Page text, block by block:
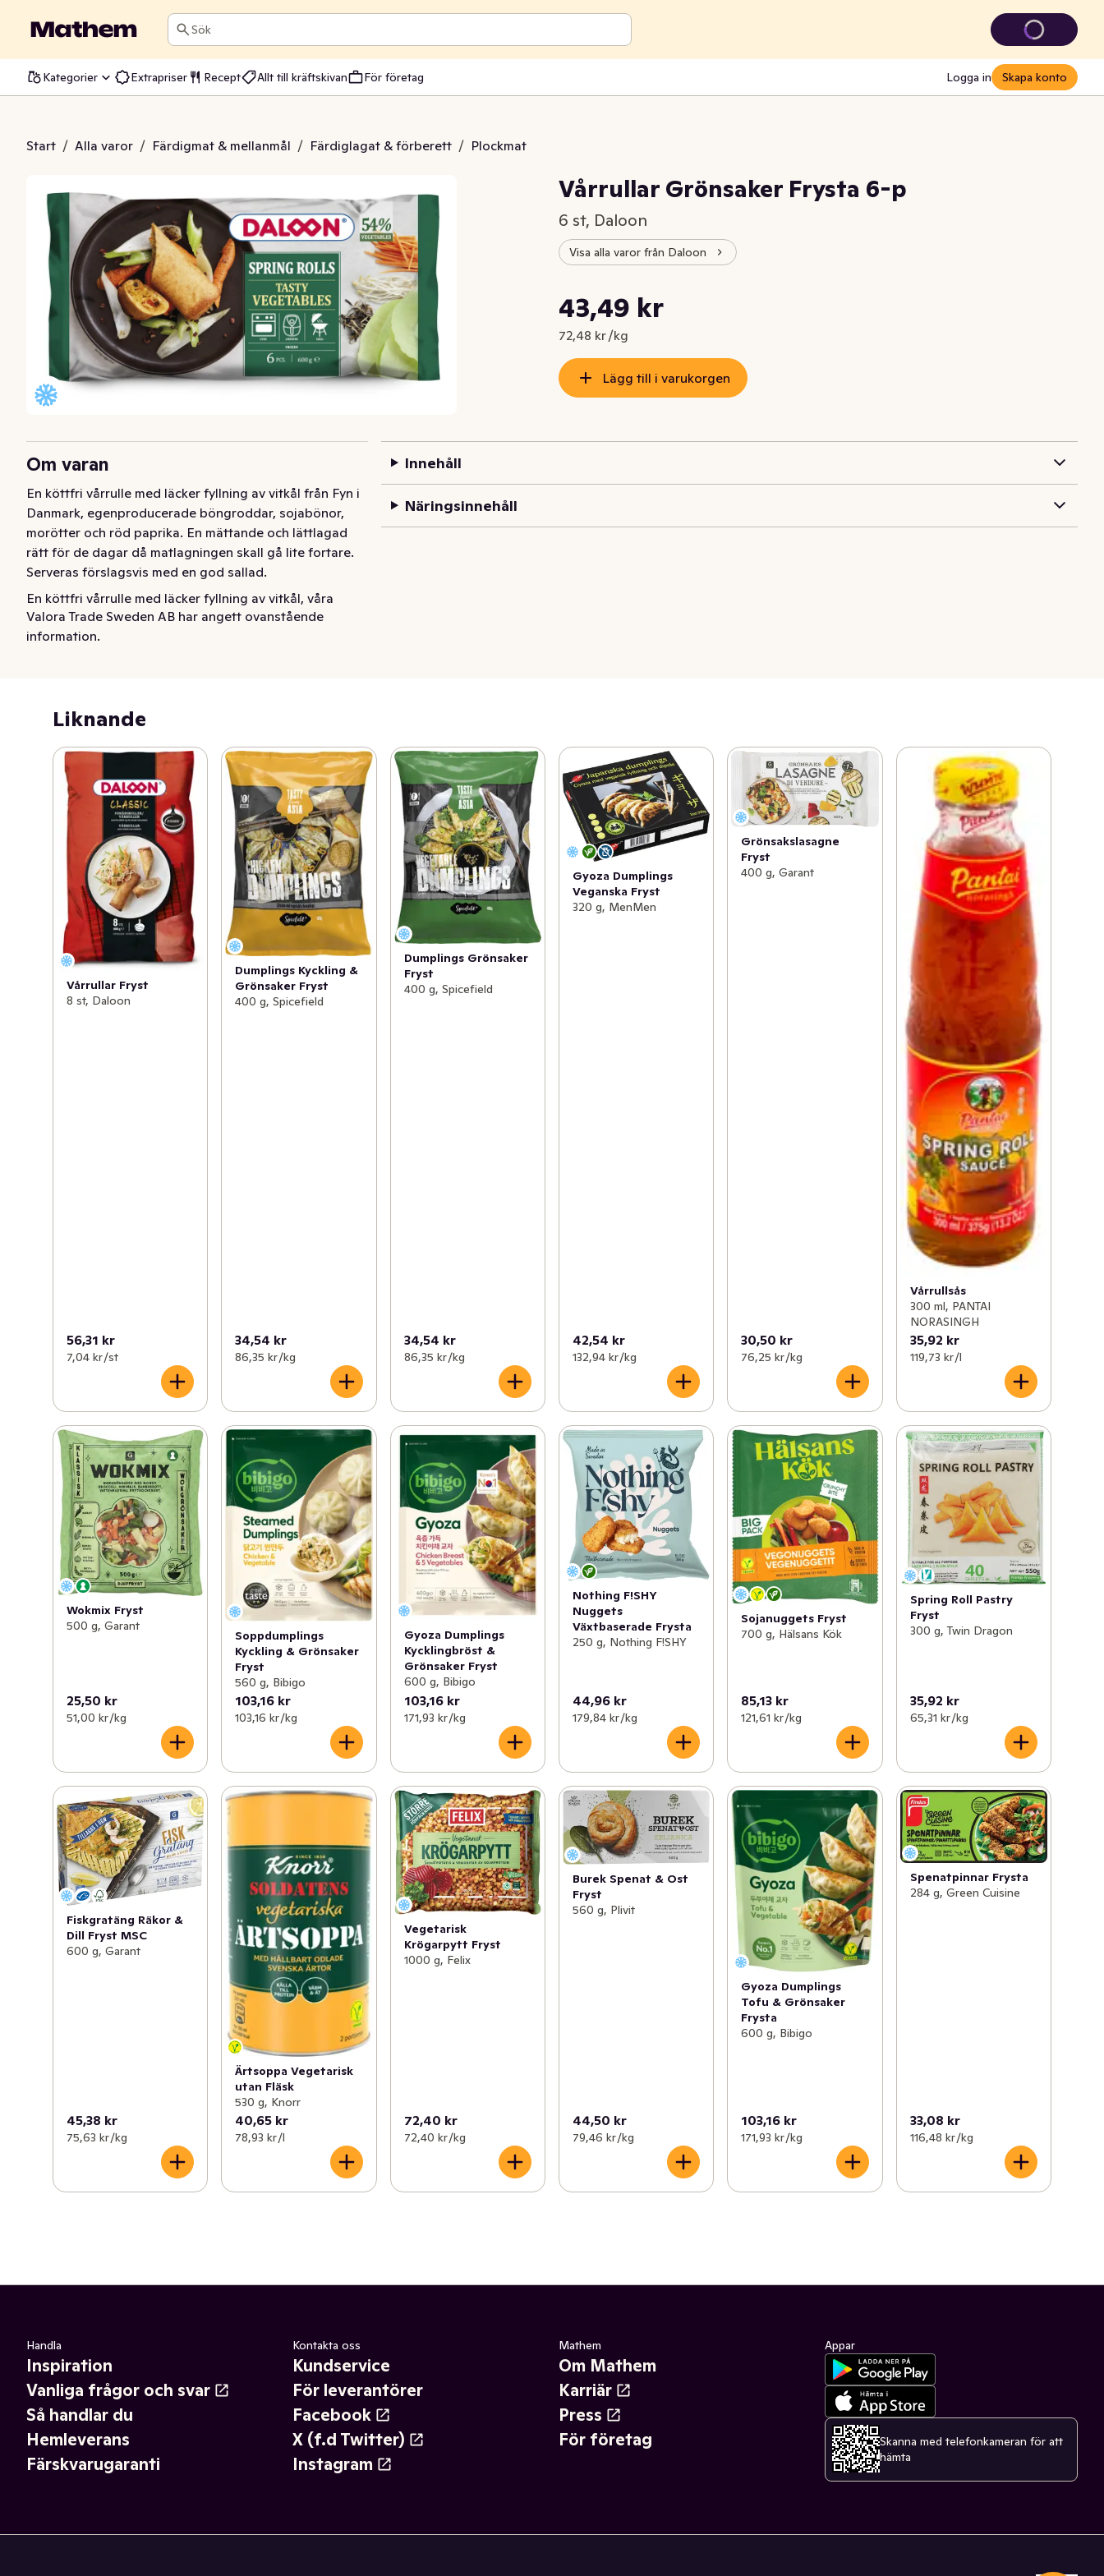
Sök
Kategorier Extrapriser Recept Allt till kräftskivan För företag Logga in Skapa konto
Start / Alla varor / Färdigmat & mellanmål / Färdiglagat & förberett / Plockmat
Frysta 6-p
Vårrullar Grönsaker Frysta 6-p
6 st, Daloon
Visa alla varor från Daloon
Nuvarande pris är: 43,49 kr
43,49 kr
72,48 kr /kg
Styckpris: 72,48 kr /kg
Lägg till i varukorgen
Om varan
En köttfri vårrulle med läcker fyllning av vitkål från Fyn i
Danmark, egenproducerade böngroddar, sojabönor,
morötter och röd paprika. En mättande och lättlagad
rätt för de dagar då matlagningen skall gå lite fortare.
Serveras förslagsvis med en god sallad.
En köttfri vårrulle med läcker fyllning av vitkål, våra
egenproducerade böngroddar, sojabönor, morötter och
röd paprika. En mättande och lättlagad rätt för de
Valora Trade Sweden AB har angett ovanstående
information.
Innehåll
Näringsinnehåll
Liknande
Vårrullar Fryst
8 st, Daloon
56,31 kr
7,04 kr /st
Dumplings Kyckling &
Grönsaker Fryst
400 g, Spicefield
34,54 kr
86,35 kr /kg
Dumplings Grönsaker
Fryst
400 g, Spicefield
34,54 kr
86,35 kr /kg
Gyoza Dumplings
Veganska Fryst
320 g, MenMen
42,54 kr
132,94 kr /kg
Grönsakslasagne
Fryst
400 g, Garant
30,50 kr
76,25 kr /kg
Vårrullsås
300 ml, PANTAI
NORASINGH
35,92 kr
119,73 kr /l
Wokmix Fryst
500 g, Garant
25,50 kr
51,00 kr /kg
Soppdumplings
Kyckling & Grönsaker
Fryst
560 g, Bibigo
103,16 kr
103,16 kr /kg
Gyoza Dumplings
Kycklingbröst &
Grönsaker Fryst
600 g, Bibigo
103,16 kr
171,93 kr /kg
Nothing F!SHY
Nuggets
Växtbaserade Frysta
250 g, Nothing F!SHY
44,96 kr
179,84 kr /kg
Sojanuggets Fryst
700 g, Hälsans Kök
85,13 kr
121,61 kr /kg
Spring Roll Pastry
Fryst
300 g, Twin Dragon
35,92 kr
65,31 kr /kg
Fiskgratäng Räkor &
Dill Fryst MSC
600 g, Garant
45,38 kr
75,63 kr /kg
Ärtsoppa Vegetarisk
utan Fläsk
530 g, Knorr
40,65 kr
78,93 kr /l
Vegetarisk
Krögarpytt Fryst
1000 g, Felix
72,40 kr
72,40 kr /kg
Burek Spenat & Ost
Fryst
560 g, Plivit
44,50 kr
79,46 kr /kg
Gyoza Dumplings
Tofu & Grönsaker
Frysta
600 g, Bibigo
103,16 kr
171,93 kr /kg
Spenatpinnar Frysta
284 g, Green Cuisine
33,08 kr
116,48 kr /kg
Handla
Inspiration
Vanliga frågor och svar
Så handlar du
Hemleverans
Färskvarugaranti
Kontakta oss
Kundservice
För leverantörer
Facebook
X (f.d Twitter)
Instagram
Mathem
Om Mathem
Karriär
Press
För företag
Appar
Skanna med telefonkameran för att
hämta